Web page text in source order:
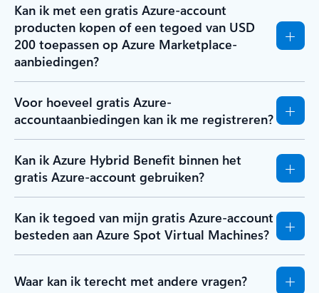
Kan ik met een gratis Azure-account
producten kopen of een tegoed van USD
200 toepassen op Azure Marketplace-
aanbiedingen?
Voor hoeveel gratis Azure-
accountaanbiedingen kan ik me registreren?
Kan ik Azure Hybrid Benefit binnen het
gratis Azure-account gebruiken?
Kan ik tegoed van mijn gratis Azure-account
besteden aan Azure Spot Virtual Machines?
Waar kan ik terecht met andere vragen?